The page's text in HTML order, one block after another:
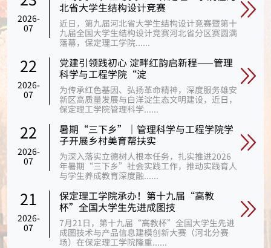
2026-
07
北省大学生结构设计竞赛
近日，第九届河北省大学生结构设计竞赛暨第十
九届全国大学生结构设计竞赛河北省分区赛圆满
落幕，保定理工学院......
22
2026-
07
党建引领践初心 淀畔红韵启新程——管理
科学与工程学院“淀
为传承红色基因、弘扬革命精神，深度服务雄安
新区高质量发展与白洋淀生态文明建设，近日，
保定理工学院管理科学......
22
2026-
07
暑期“三下乡”｜管理科学与工程学院学
子开展乡村美育帮扶实
为深入落实立德树人根本任务，扎实推进2026
年暑期“三下乡”社会实践工作，推动实践育人
与学生养成教育深度融......
21
2026-
07
保定理工学院承办！第十九届“高教
杯”全国大学生先进成图技
7月21日，第十九届“高教杯”全国大学生先进
成图技术与产品信息建模创新大赛（河北分赛
场）在保定理工学院隆重......